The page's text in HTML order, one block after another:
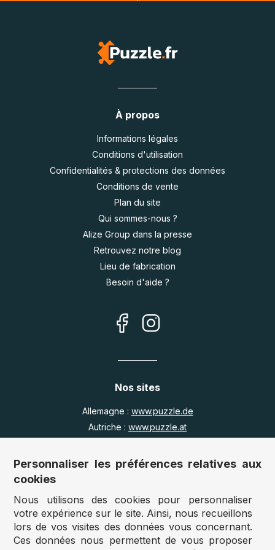
À propos
Informations légales
Conditions d'utilisation
Confidentialités & protections des données
Conditions de vente
Plan du site
Qui sommes-nous ?
Alize Group dans la presse
Retrouvez notre blog
Lieu de fabrication
Besoin d'aide ?
Nos sites
Allemagne : www.puzzle.de
Autriche : www.puzzle.at
Royaume Uni :
www.jigsawpuzzle.co.uk
Accès revendeurs / détaillants
Vous avez un magasin ?
Vous souhaitez accéder à nos prix revendeurs ?
Personnaliser les préférences relatives aux
cookies
Nous utilisons des cookies pour personnaliser
votre expérience sur le site. Ainsi, nous recueillons
lors de vos visites des données vous concernant.
Ces données nous permettent de vous proposer